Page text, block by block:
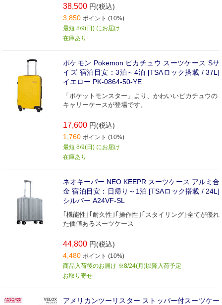
38,500 円(税込)
3,850 ポイント (10%)
最短 8/9(日) にお届け
在庫あり
ポケモン Pokemon ピカチュウ スーツケース Sサ
イズ 宿泊目安：3泊～4泊 [TSAロック搭載 / 37L]
イエロー PK-0864-50-YE
「ポケットモンスター」より、かわいいピカチュウの
キャリーケースが登場です。
17,600 円(税込)
1,760 ポイント (10%)
最短 8/9(日) にお届け
在庫あり
ネオキーパー NEO KEEPR スーツケース アルミ合
金 宿泊目安：日帰り～1泊 [TSAロック搭載 / 24L]
シルバー A24VF-SL
｢機能性｣｢耐久性｣｢操作性｣｢スタイリング｣全てが優れ
た価値あるスーツケース
44,800 円(税込)
4,480 ポイント (10%)
商品入荷後のお届け ※8/24(月)以降入荷予定
お取り寄せ
アメリカンツーリスター ストッパー付スーツケー